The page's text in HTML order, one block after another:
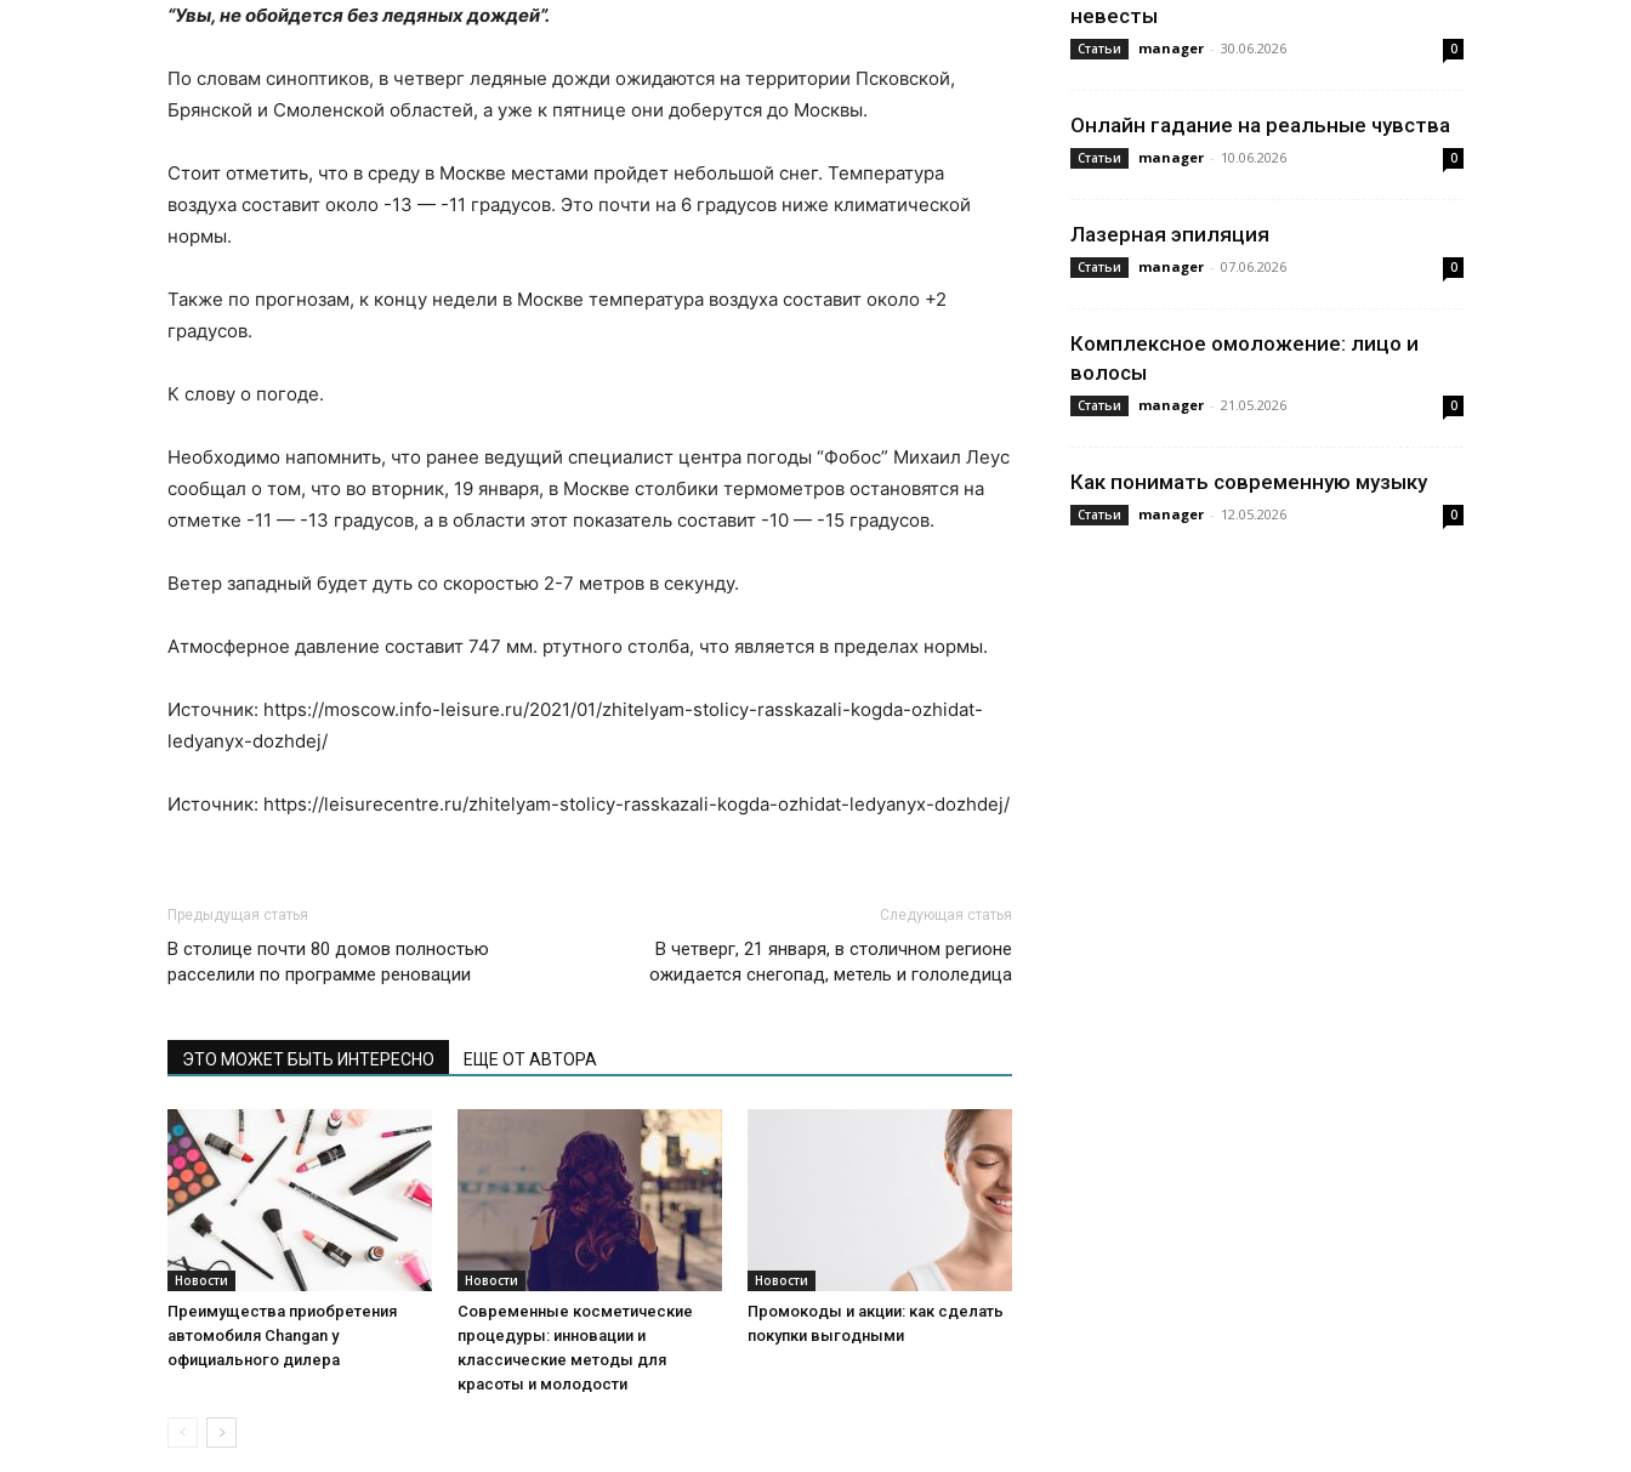
“Увы, не обойдется без ледяных дождей”.
По словам синоптиков, в четверг ледяные дожди ожидаются на территории Псковской,
Брянской и Смоленской областей, а уже к пятнице они доберутся до Москвы.
Стоит отметить, что в среду в Москве местами пройдет небольшой снег. Температура
воздуха составит около -13 — -11 градусов. Это почти на 6 градусов ниже климатической
нормы.
Также по прогнозам, к концу недели в Москве температура воздуха составит около +2
градусов.
К слову о погоде.
Необходимо напомнить, что ранее ведущий специалист центра погоды “Фобос” Михаил Леус
сообщал о том, что во вторник, 19 января, в Москве столбики термометров остановятся на
отметке -11 — -13 градусов, а в области этот показатель составит -10 — -15 градусов.
Ветер западный будет дуть со скоростью 2-7 метров в секунду.
Атмосферное давление составит 747 мм. ртутного столба, что является в пределах нормы.
Источник: https://moscow.info-leisure.ru/2021/01/zhitelyam-stolicy-rasskazali-kogda-ozhidat-
ledyanyx-dozhdej/
Источник: https://leisurecentre.ru/zhitelyam-stolicy-rasskazali-kogda-ozhidat-ledyanyx-dozhdej/
Предыдущая статья
В столице почти 80 домов полностью
расселили по программе реновации
Следующая статья
В четверг, 21 января, в столичном регионе
ожидается снегопад, метель и гололедица
ЭТО МОЖЕТ БЫТЬ ИНТЕРЕСНО ЕЩЕ ОТ АВТОРА
Новости
Преимущества приобретения
автомобиля Changan у
официального дилера
Новости
Современные косметические
процедуры: инновации и
классические методы для
красоты и молодости
Новости
Промокоды и акции: как сделать
покупки выгодными
невесты
Статьи manager - 30.06.2026 0
Онлайн гадание на реальные чувства
Статьи manager - 10.06.2026 0
Лазерная эпиляция
Статьи manager - 07.06.2026 0
Комплексное омоложение: лицо и
волосы
Статьи manager - 21.05.2026 0
Как понимать современную музыку
Статьи manager - 12.05.2026 0